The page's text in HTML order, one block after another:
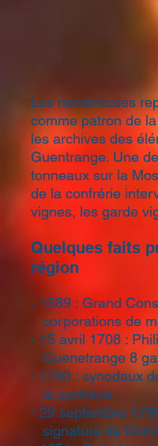
Les nombreuses
comme patron de
les archives des
Guentrange. Une
tonneaux sur la
de la confrérie
vignes, les garde
Quelques faits
région
- 1589 : Grand
corporations de
- 15 avril 1708 :
Guenetrange 8
- 1790 : synodaux
la confrérie
- 29 septembre
signature de